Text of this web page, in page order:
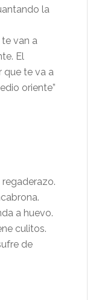
la
te van a
El
que te va a
oriente”
regaderazo.
a huevo.
culitos.
de